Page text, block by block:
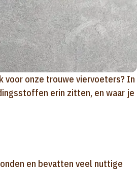
voor onze trouwe viervoeters? In
erin zitten, en waar je
en bevatten veel nuttige